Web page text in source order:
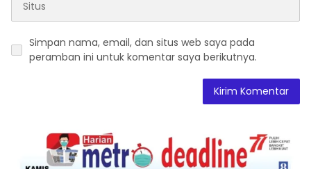
Simpan nama, email, dan situs web saya pada
peramban ini untuk komentar saya berikutnya.